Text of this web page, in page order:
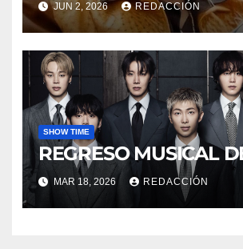
JUN 2, 2026 REDACCIÓN
SHOW TIME
REGRESO MUSICAL
MAR 18, 2026 REDACCIÓN